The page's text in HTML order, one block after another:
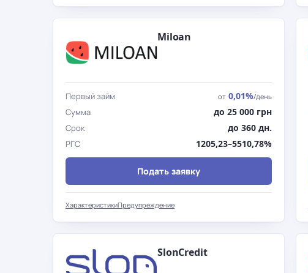
Miloan
Первый займ от 0,01%/день
Сумма до 25 000 грн
Срок до 360 дн.
РГС 1205,23–5510,78%
Подать заявку
ХарактеристикиПредупреждение
SlonCredit